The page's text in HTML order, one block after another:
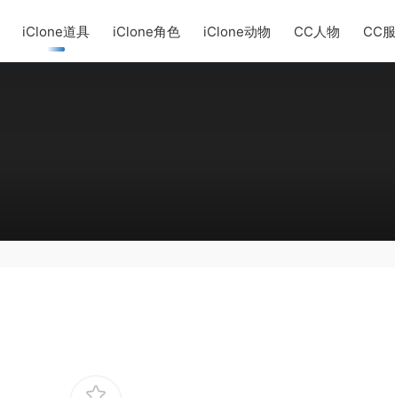
iClone道具 iClone角色 iClone动物 CC人物 CC